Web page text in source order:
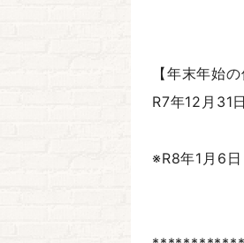
【年末年始の
R7年12月31
※R8年1月6